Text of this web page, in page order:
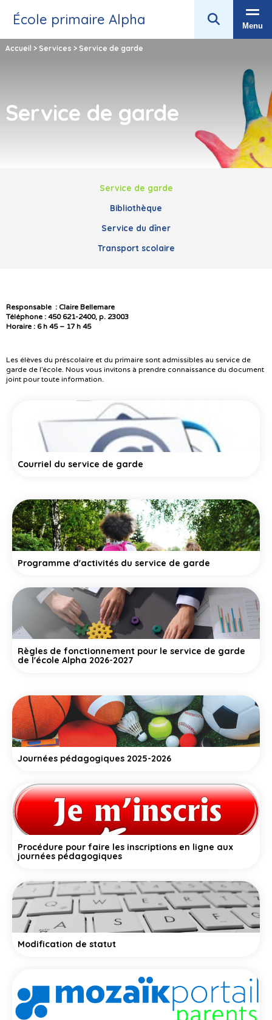
École primaire Alpha Menu
Accueil > Services > Service de garde
Service de garde
Service de garde
Bibliothèque
Service du dîner
Transport scolaire
Responsable : Claire Bellemare
Téléphone : 450 621-2400, p. 23003
Horaire : 6 h 45 – 17 h 45
Les élèves du préscolaire et du primaire sont admissibles au service de
garde de l’école. Nous vous invitons à prendre connaissance du document
joint pour toute information.
Courriel du service de garde
Programme d'activités du service de garde
Règles de fonctionnement pour le service de garde
de l'école Alpha 2026-2027
Journées pédagogiques 2025-2026
Procédure pour faire les inscriptions en ligne aux
journées pédagogiques
Modification de statut